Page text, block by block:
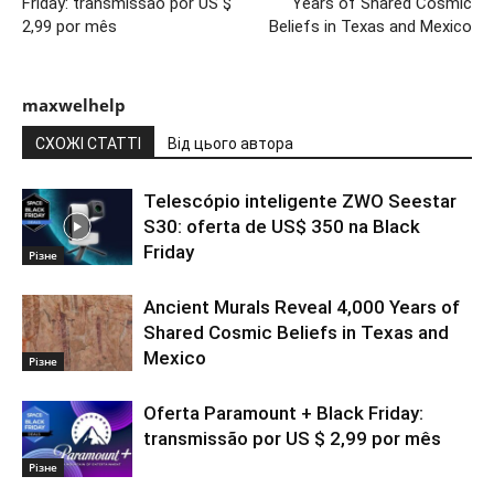
2,99 por mês
Beliefs in Texas and Mexico
maxwelhelp
СХОЖІ СТАТТІ Від цього автора
Різне
Telescópio inteligente ZWO Seestar
S30: oferta de US$ 350 na Black
Friday
Різне
Ancient Murals Reveal 4,000 Years of
Shared Cosmic Beliefs in Texas and
Mexico
Різне
Oferta Paramount + Black Friday:
transmissão por US $ 2,99 por mês